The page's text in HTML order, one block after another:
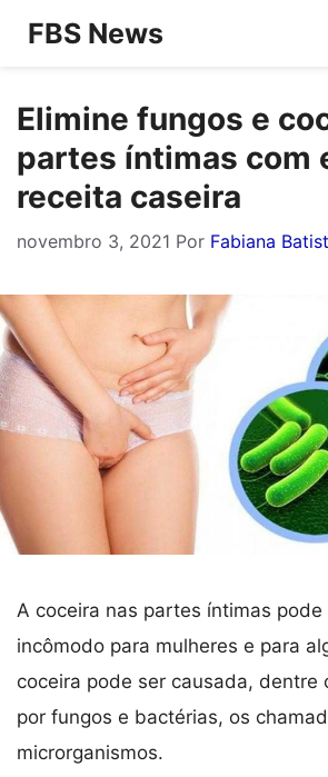
Pular
conteúdo
FBS News
Elimine fungos e
partes íntimas com
receita caseira
novembro 3, 2021 Por Fabiana
A coceira nas partes íntimas pode
incômodo para mulheres e para
coceira pode ser causada, dentre
por fungos e bactérias, os
microrganismos.